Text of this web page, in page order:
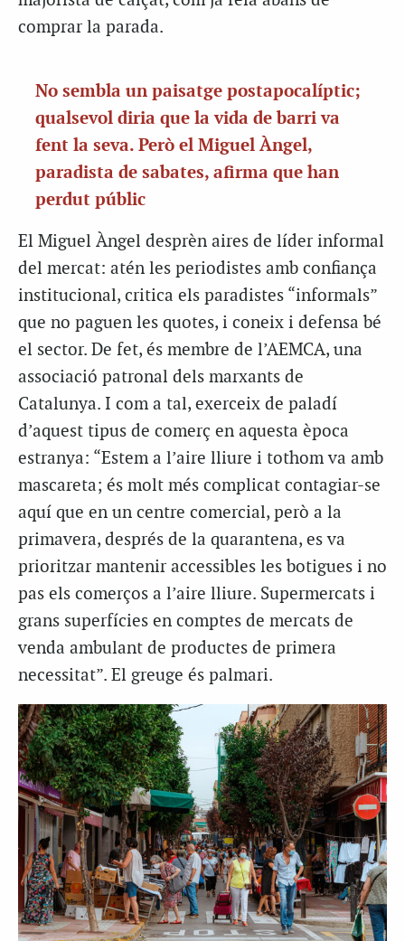
comprar la parada.
No sembla un paisatge postapocalíptic;
qualsevol diria que la vida de barri va
fent la seva. Però el Miguel Àngel,
paradista de sabates, afirma que han
perdut públic
El Miguel Àngel desprèn aires de líder informal
del mercat: atén les periodistes amb confiança
institucional, critica els paradistes “informals”
que no paguen les quotes, i coneix i defensa bé
el sector. De fet, és membre de l’AEMCA, una
associació patronal dels marxants de
Catalunya. I com a tal, exerceix de paladí
d’aquest tipus de comerç en aquesta època
estranya: “Estem a l’aire lliure i tothom va amb
mascareta; és molt més complicat contagiar-se
aquí que en un centre comercial, però a la
primavera, després de la quarantena, es va
prioritzar mantenir accessibles les botigues i no
pas els comerços a l’aire lliure. Supermercats i
grans superfícies en comptes de mercats de
venda ambulant de productes de primera
necessitat”. El greuge és palmari.